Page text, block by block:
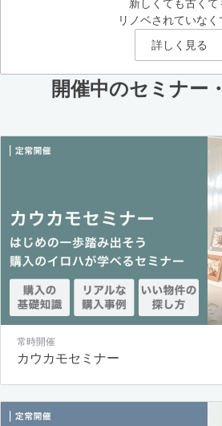
新しくても古くて
リノベされていなく
詳しく見る
開催中のセミナー
常時開催
カウカモセミナー